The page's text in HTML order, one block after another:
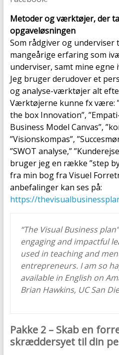
Metoder og værktøjer, der
opgaveløsningen
Som rådgiver og
mangeårige erfaring som
underviser, samt mine
Jeg bruger derudover et
og analyse-værktøjer alt
Værktøjerne kunne fx være:
the box Innovation”,
Business Model Canvas”,
”Visionskompas”,
”SWOT analyse,”
bruger jeg en række ”step
fra min bog fra Visuel
anbefalinger kan ses på:
https://
“The Visual Business
engaging and impactful
used in teaching and
entrepreneurs. I am so
available in English on
Brian Hawkins, UC San
Pakke 2 – Skab en
skræddersyet til din